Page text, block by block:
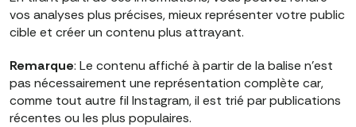
vos analyses plus précises, mieux représenter votre public
cible et créer un contenu plus attrayant.
Remarque: Le contenu affiché à partir de la balise n'est
pas nécessairement une représentation complète car,
comme tout autre fil Instagram, il est trié par publications
récentes ou les plus populaires.